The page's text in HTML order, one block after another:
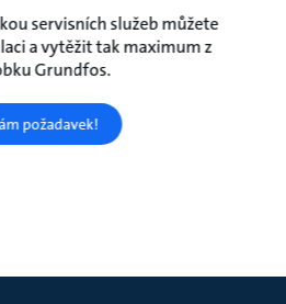
servisních služeb můžete
a vytěžit tak maximum z
Grundfos.
požadavek!